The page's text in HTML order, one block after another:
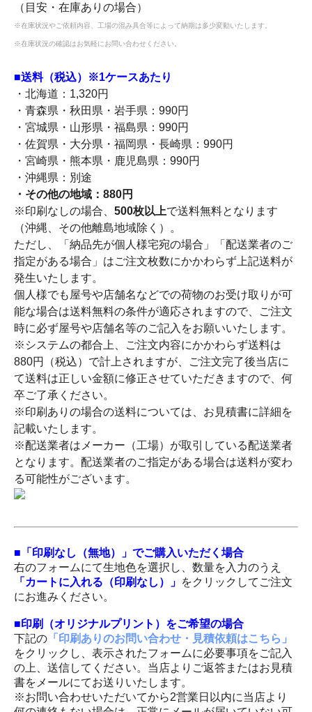
（目安・在庫ありの場合）
※在庫状況やご依頼内容、工場の混み具合等によって納期は多少変動いたします。
※在庫状況の確認はお気軽にお問い合わせください。
■送料（税込）※1ケースあたり
・北海道：1,320円
・青森県・秋田県・岩手県：990円
・宮城県・山形県・福島県：990円
・佐賀県・大分県・福岡県・長崎県：990円
・宮崎県・熊本県・鹿児島県：990円
・沖縄県：別途
・その他の地域：880円
※印刷なしの場合、 500枚以上で送料無料となります
（沖縄、その他離島地域除く）。
ただし、「納品先が個人様宅宛の場合」「配送業者のご
指定がある場合」はご注文枚数にかかわらず上記送料が
発生いたします。
個人様でも屋号や店舗名などでの荷物のお受け取りが可
能な場合は送料無料の条件が適応されますので、ご注文
時に必ず屋号や店舗名等のご記入をお願いいたします。
※システムの都合上、ご注文内容にかかわらず送料は
880円（税込）で計上されますが、ご注文完了後当店に
て送料は正しい金額に修正させていただきますので、何
卒ご了承ください。
※印刷ありの場合の送料については、お見積書に詳細を
記載いたします。
※配送業者はメーカー（工場）が取引している配送業者
となります。配送業者のご指定がある場合は送料が変わ
る可能性がございます。
■「印刷なし（無地）」でご購入いただく場合
右のフォームにて生地色を選択し、数量を入力のうえ
「カートに入れる（印刷なし）」 をクリックしてご注文
にお進みください。
■印刷（オリジナルプリント）をご希望の場合
下記の 「印刷ありのお問い合わせ・見積依頼はこちら」
をクリックし、表示されたフォームに必要事項をご記入
の上、送信してください。当店よりご返答またはお見積
書をメールにてお送りいたします。
※お問い合わせいただいてから2営業日以内に当店より